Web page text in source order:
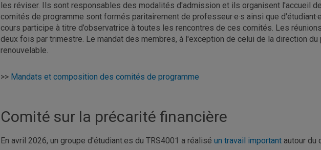
les réviser. Ils sont responsables des modalités d'admission et ils organisent l'accueil
comités de programme sont formés paritairement de professeur·e·s ainsi que
cours participe à titre d’observatrice à toutes les rencontres de ces comités. Les
deux fois par trimestre. Le mandat des membres, à l'exception de celui de la direction du
renouvelable.
>> Mandats et composition des comités de programme
Comité sur la précarité financière
En avril 2026, un groupe d'étudiant.es du TRS4001 a réalisé un travail important autour du